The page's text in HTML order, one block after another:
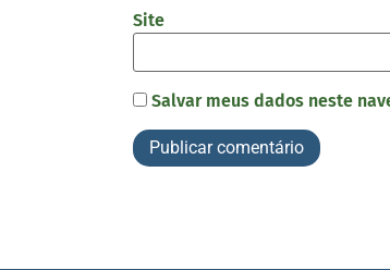
Site
Salvar meus dados neste